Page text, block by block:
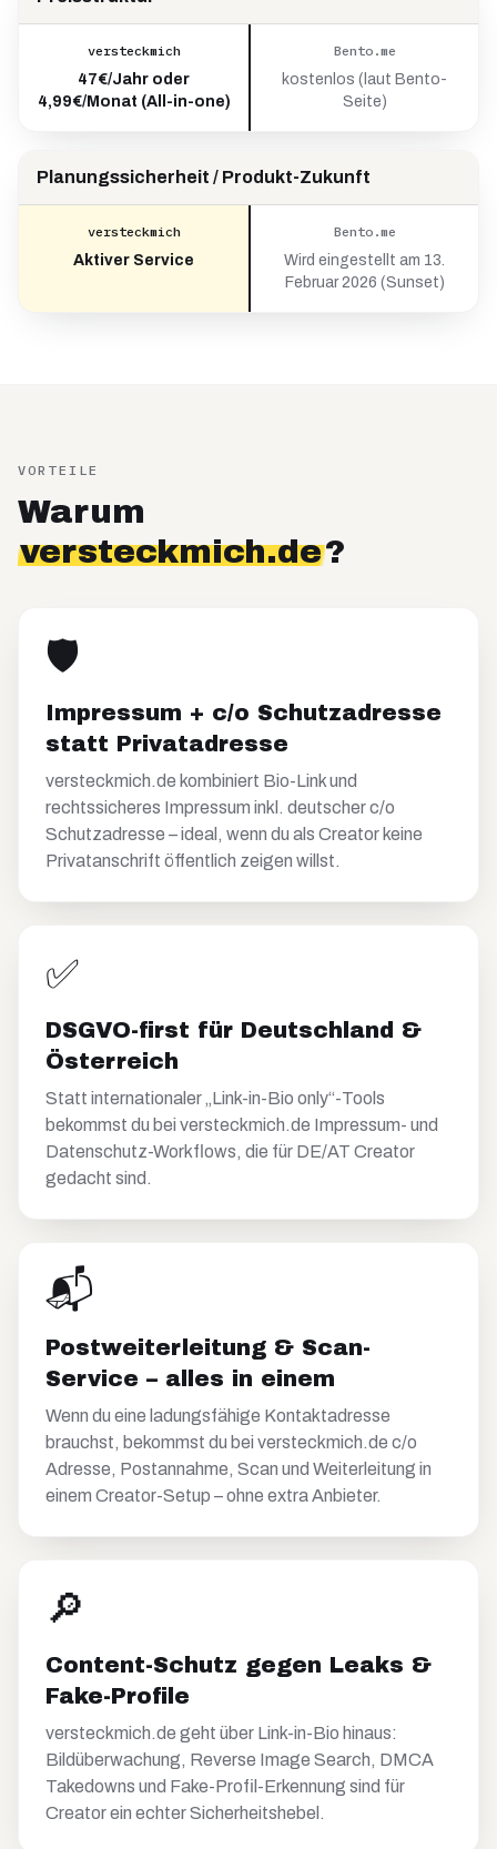
versteckmich
47€/Jahr oder
4,99€/Monat (All-in-one)
Bento.me
kostenlos (laut Bento-
Seite)
Planungssicherheit / Produkt-Zukunft
versteckmich
Aktiver Service
Bento.me
Wird eingestellt am 13.
Februar 2026 (Sunset)
VORTEILE
Warum
versteckmich.de?
🛡️
Impressum + c/o Schutzadresse
statt Privatadresse
versteckmich.de kombiniert Bio-Link und
rechtssicheres Impressum inkl. deutscher c/o
Schutzadresse – ideal, wenn du als Creator keine
Privatanschrift öffentlich zeigen willst.
✅
DSGVO-first für Deutschland &
Österreich
Statt internationaler „Link-in-Bio only“-Tools
bekommst du bei versteckmich.de Impressum- und
Datenschutz-Workflows, die für DE/AT Creator
gedacht sind.
📬
Postweiterleitung & Scan-
Service – alles in einem
Wenn du eine ladungsfähige Kontaktadresse
brauchst, bekommst du bei versteckmich.de c/o
Adresse, Postannahme, Scan und Weiterleitung in
einem Creator-Setup – ohne extra Anbieter.
🔎
Content-Schutz gegen Leaks &
Fake-Profile
versteckmich.de geht über Link-in-Bio hinaus:
Bildüberwachung, Reverse Image Search, DMCA
Takedowns und Fake-Profil-Erkennung sind für
Creator ein echter Sicherheitshebel.